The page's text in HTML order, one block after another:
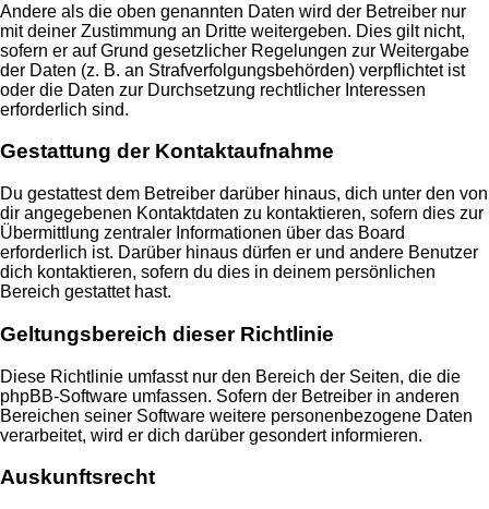
Andere als die oben genannten Daten wird der Betreiber nur
mit deiner Zustimmung an Dritte weitergeben. Dies gilt nicht,
sofern er auf Grund gesetzlicher Regelungen zur Weitergabe
der Daten (z. B. an Strafverfolgungsbehörden) verpflichtet ist
oder die Daten zur Durchsetzung rechtlicher Interessen
erforderlich sind.
Gestattung der Kontaktaufnahme
Du gestattest dem Betreiber darüber hinaus, dich unter den von
dir angegebenen Kontaktdaten zu kontaktieren, sofern dies zur
Übermittlung zentraler Informationen über das Board
erforderlich ist. Darüber hinaus dürfen er und andere Benutzer
dich kontaktieren, sofern du dies in deinem persönlichen
Bereich gestattet hast.
Geltungsbereich dieser Richtlinie
Diese Richtlinie umfasst nur den Bereich der Seiten, die die
phpBB-Software umfassen. Sofern der Betreiber in anderen
Bereichen seiner Software weitere personenbezogene Daten
verarbeitet, wird er dich darüber gesondert informieren.
Auskunftsrecht